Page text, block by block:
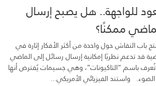
للواجهة.. هل يصبح إرسال
ممكنًا؟
باب النقاش حول واحدة من أكثر الأفكار إثارة في
قد تدعم نظريًا إمكانية إرسال رسائل إلى الماضي
باسم “التاكيونات”، وهي جسيمات يُفترض أنها
واستند الفيزيائي الأمريكي...